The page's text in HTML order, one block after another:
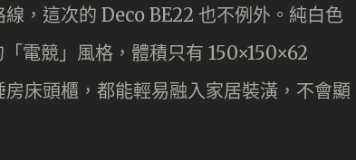
，這次的 Deco BE22 也不例外。純白色
電競」風格，體積只有 150×150×62
床頭櫃，都能輕易融入家居裝潢，不會顯